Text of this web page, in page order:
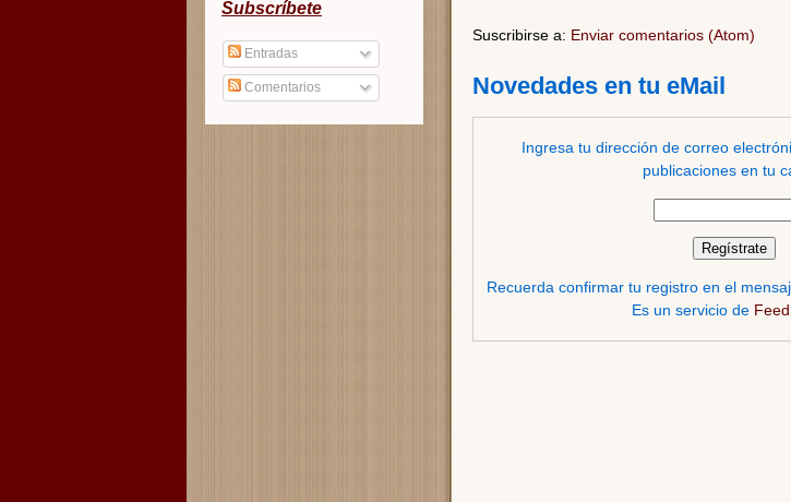
Subscríbete
Entradas
Comentarios
Suscribirse a: Enviar comentarios (Atom)
Novedades en tu eMail
Ingresa tu dirección de correo
publicaciones en tu
Recuerda confirmar tu registro en el
Es un servicio de